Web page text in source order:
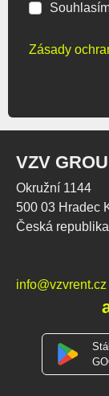
Zásady
VZV
Okružní 1144
500 03 Hradec
Česká republika
info@vzvrent.cz